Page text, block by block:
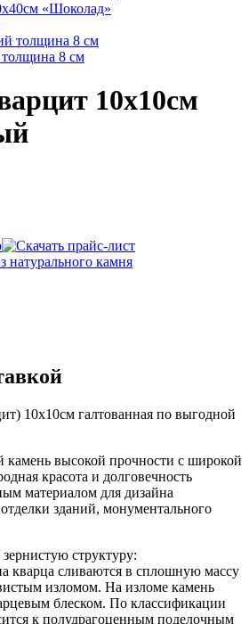
«Шоколад»
8 см
10х10см
натурального камня
10х10см галтованная по выгодной
камень высокой прочности с широкой
красота и долговечность
материалом для дизайна
зданий, монументального
структуру:
кварца сливаются в сплошную массу
изломом. На изломе камень
блеском. По классификации
к полудрагоценным поделочным